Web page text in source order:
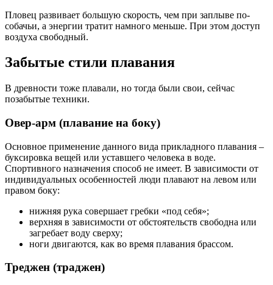
Пловец развивает большую скорость, чем при заплыве по-
собачьи, а энергии тратит намного меньше. При этом доступ
воздуха свободный.
Забытые стили плавания
В древности тоже плавали, но тогда были свои, сейчас
позабытые техники.
Овер-арм (плавание на боку)
Основное применение данного вида прикладного плавания –
буксировка вещей или уставшего человека в воде.
Спортивного назначения способ не имеет. В зависимости от
индивидуальных особенностей люди плавают на левом или
правом боку:
нижняя рука совершает гребки «под себя»;
верхняя в зависимости от обстоятельств свободна или
загребает воду сверху;
ноги двигаются, как во время плавания брассом.
Треджен (траджен)